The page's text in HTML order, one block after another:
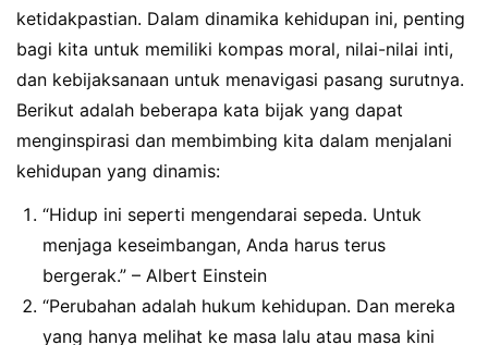
ketidakpastian. Dalam dinamika kehidupan ini, penting
bagi kita untuk memiliki kompas moral, nilai-nilai inti,
dan kebijaksanaan untuk menavigasi pasang surutnya.
Berikut adalah beberapa kata bijak yang dapat
menginspirasi dan membimbing kita dalam menjalani
kehidupan yang dinamis:
“Hidup ini seperti mengendarai sepeda. Untuk
menjaga keseimbangan, Anda harus terus
bergerak.” – Albert Einstein
“Perubahan adalah hukum kehidupan. Dan mereka
yang hanya melihat ke masa lalu atau masa kini